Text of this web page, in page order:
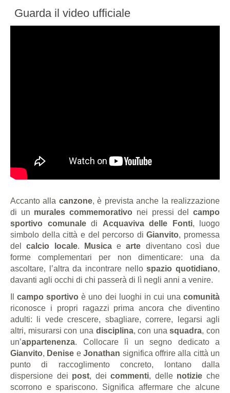
Guarda il video ufficiale
Accanto alla canzone, è prevista anche la realizzazione
di un murales commemorativo nei pressi delcampo
sportivo comunaledi Acquaviva delle Fonti, luogo
simbolo della città e del percorso diGianvito, promessa
delcalcio locale. Musicaearte diventano così due
forme complementari per non dimenticare: una da
ascoltare, l’altra da incontrare nellospazio quotidiano,
davanti agli occhi di chi passerà di lì negli anni a venire.
Ilcampo sportivo è uno dei luoghi in cui unacomunità
riconosce i propri ragazzi prima ancora che diventino
adulti: li vede crescere, sbagliare, correre, legarsi agli
altri, misurarsi con una disciplina, con unasquadra, con
un’appartenenza. Collocare lì un segno dedicato a
Gianvito, Denise eJonathan significa offrire alla città un
punto di raccoglimento concreto, lontano dalla
dispersione dei post, deicommenti, delle notizie che
scorrono e spariscono. Significa affermare che alcune